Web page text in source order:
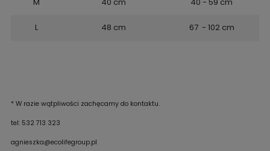
L 48 cm 67 - 102 cm
* W razie wątpliwości zachęcamy do kontaktu.
tel: 532 713 323
agnieszka@ecolifegroup.pl